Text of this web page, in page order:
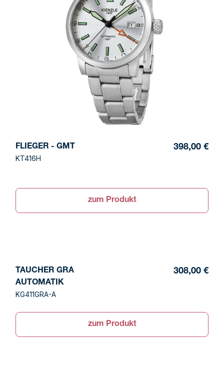
FLIEGER - GMT
KT416H
398,00 €
zum Produkt
TAUCHER GRA
AUTOMATIK
KG411GRA-A
308,00 €
zum Produkt